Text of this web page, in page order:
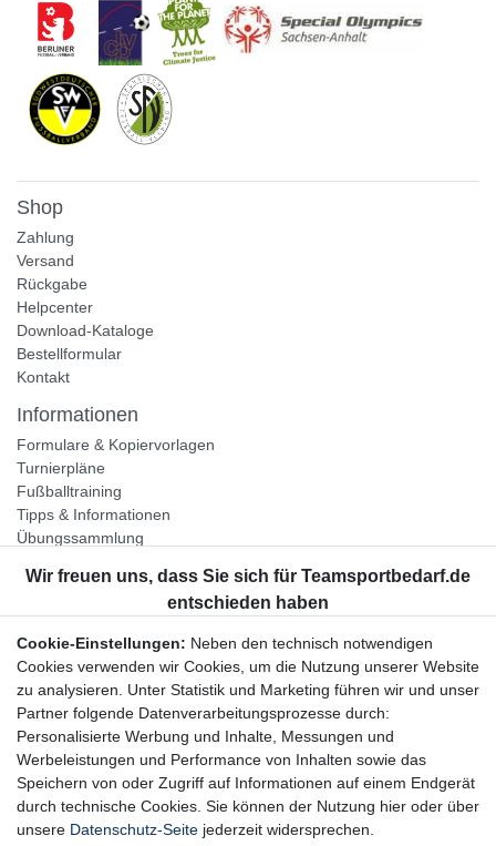
Shop
Zahlung
Versand
Rückgabe
Helpcenter
Download-Kataloge
Bestellformular
Kontakt
Informationen
Formulare & Kopiervorlagen
Turnierpläne
Fußballtraining
Tipps & Informationen
Übungssammlung
Unternehmen
Widerrufsrecht
Bestellung widerrufen
Datenschutzerklärung
AGB
Impressum
Newsletter
Cookie-Einstellungen: Neben den technisch notwendigen
Cookies verwenden wir Cookies, um die Nutzung unserer Website
zu analysieren. Unter Statistik und Marketing führen wir und unser
Partner folgende Datenverarbeitungsprozesse durch:
Personalisierte Werbung und Inhalte, Messungen und
Werbeleistungen und Performance von Inhalten sowie das
Speichern von oder Zugriff auf Informationen auf einem Endgerät
durch technische Cookies. Sie können der Nutzung hier oder über
unsere Datenschutz-Seite jederzeit widersprechen.